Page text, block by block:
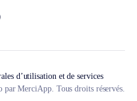
d’utilisation et de services
MerciApp. Tous droits réservés.